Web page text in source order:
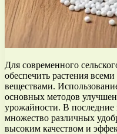
Для современного
обеспечить растения
веществами.
основных методов
урожайности. В
множество различных
высоким качеством и